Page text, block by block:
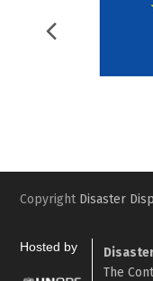
Slide
Copyright Disaster
Hosted by
The